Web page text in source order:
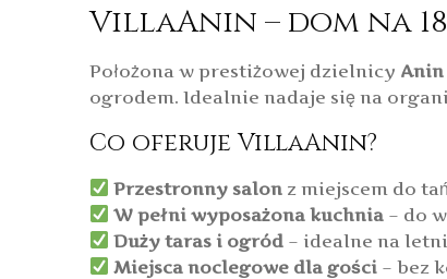
VillaAnin – dom na
Położona w prestiżowej dzielnicy Anin
ogrodem. Idealnie nadaje się na
Co oferuje VillaAnin?
Przestronny salon z miejscem do
W pełni wyposażona kuchnia – do
Duży taras i ogród – idealne na
Miejsca noclegowe dla gości – bez